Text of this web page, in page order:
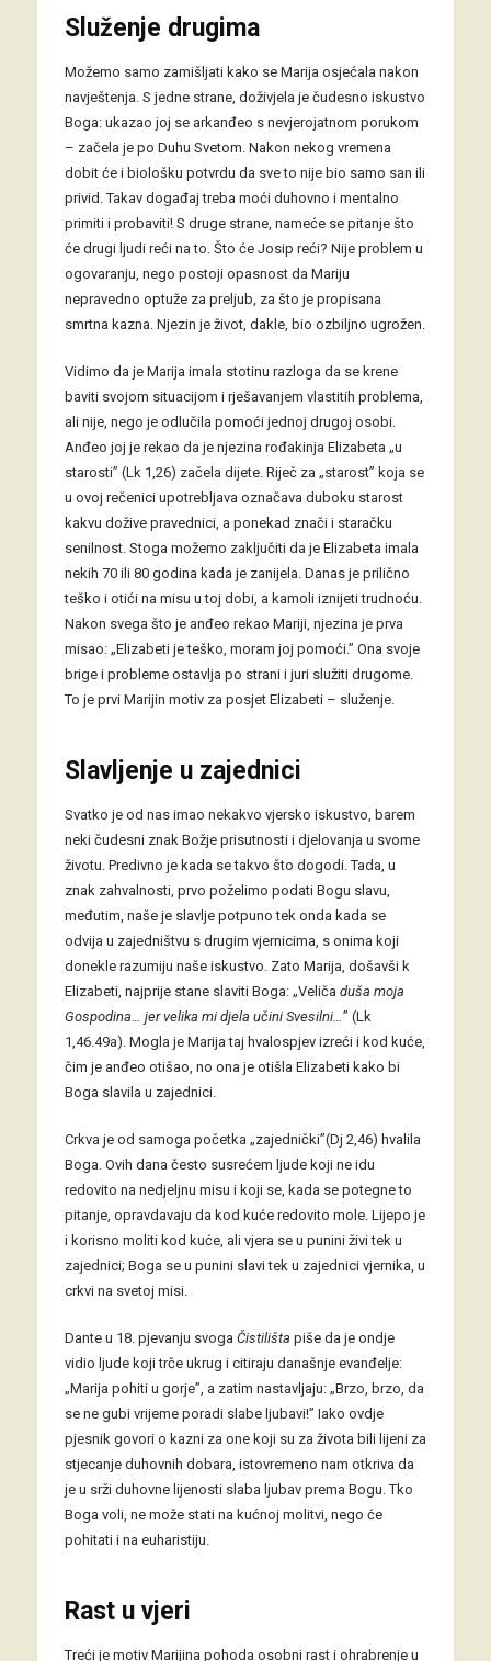
Služenje drugima
Možemo samo zamišljati kako se Marija osjećala nakon
navještenja. S jedne strane, doživjela je čudesno iskustvo
Boga: ukazao joj se arkanđeo s nevjerojatnom porukom
– začela je po Duhu Svetom. Nakon nekog vremena
dobit će i biološku potvrdu da sve to nije bio samo san ili
privid. Takav događaj treba moći duhovno i mentalno
primiti i probaviti! S druge strane, nameće se pitanje što
će drugi ljudi reći na to. Što će Josip reći? Nije problem u
ogovaranju, nego postoji opasnost da Mariju
nepravedno optuže za preljub, za što je propisana
smrtna kazna. Njezin je život, dakle, bio ozbiljno ugrožen.
Vidimo da je Marija imala stotinu razloga da se krene
baviti svojom situacijom i rješavanjem vlastitih problema,
ali nije, nego je odlučila pomoći jednoj drugoj osobi.
Anđeo joj je rekao da je njezina rođakinja Elizabeta „u
starosti” (Lk 1,26) začela dijete. Riječ za „starost” koja se
u ovoj rečenici upotrebljava označava duboku starost
kakvu dožive pravednici, a ponekad znači i staračku
senilnost. Stoga možemo zaključiti da je Elizabeta imala
nekih 70 ili 80 godina kada je zanijela. Danas je prilično
teško i otići na misu u toj dobi, a kamoli iznijeti trudnoću.
Nakon svega što je anđeo rekao Mariji, njezina je prva
misao: „Elizabeti je teško, moram joj pomoći.” Ona svoje
brige i probleme ostavlja po strani i juri služiti drugome.
To je prvi Marijin motiv za posjet Elizabeti – služenje.
Slavljenje u zajednici
Svatko je od nas imao nekakvo vjersko iskustvo, barem
neki čudesni znak Božje prisutnosti i djelovanja u svome
životu. Predivno je kada se takvo što dogodi. Tada, u
znak zahvalnosti, prvo poželimo podati Bogu slavu,
međutim, naše je slavlje potpuno tek onda kada se
odvija u zajedništvu s drugim vjernicima, s onima koji
donekle razumiju naše iskustvo. Zato Marija, došavši k
Elizabeti, najprije stane slaviti Boga: „Veliča duša moja
Gospodina… jer velika mi djela učini Svesilni… ” (Lk
1,46.49a). Mogla je Marija taj hvalospjev izreći i kod kuće,
čim je anđeo otišao, no ona je otišla Elizabeti kako bi
Boga slavila u zajednici.
Crkva je od samoga početka „zajednički”(Dj 2,46) hvalila
Boga. Ovih dana često susrećem ljude koji ne idu
redovito na nedjeljnu misu i koji se, kada se potegne to
pitanje, opravdavaju da kod kuće redovito mole. Lijepo je
i korisno moliti kod kuće, ali vjera se u punini živi tek u
zajednici; Boga se u punini slavi tek u zajednici vjernika, u
crkvi na svetoj misi.
Dante u 18. pjevanju svoga Čistilišta piše da je ondje
vidio ljude koji trče ukrug i citiraju današnje evanđelje:
„Marija pohiti u gorje”, a zatim nastavljaju: „Brzo, brzo, da
se ne gubi vrijeme poradi slabe ljubavi!” Iako ovdje
pjesnik govori o kazni za one koji su za života bili lijeni za
stjecanje duhovnih dobara, istovremeno nam otkriva da
je u srži duhovne lijenosti slaba ljubav prema Bogu. Tko
Boga voli, ne može stati na kućnoj molitvi, nego će
pohitati i na euharistiju.
Rast u vjeri
Treći je motiv Marijina pohoda osobni rast i ohrabrenje u